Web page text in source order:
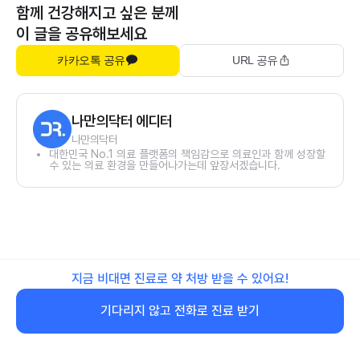
함께 건강해지고 싶은 분께
이 글을 공유해보세요
카카오톡 공유 URL 공유
나만의닥터 에디터
나만의닥터
대한민국 No.1 의료 플랫폼의 책임감으로 의료인과 함께 성장할
수 있는 의료 환경을 만들어나가는데 앞장서겠습니다.
지금 비대면 진료로 약 처방 받을 수 있어요!
기다리지 않고 전화로 진료 받기